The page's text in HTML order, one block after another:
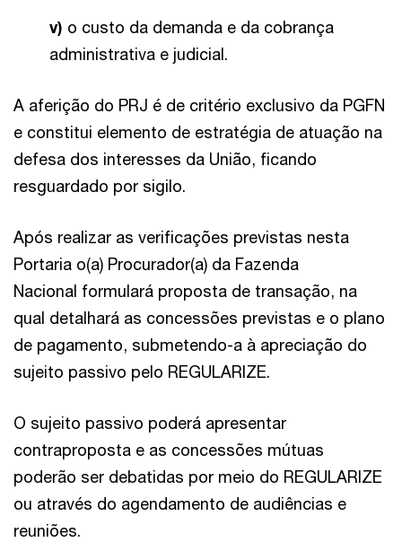
v) o custo da demanda e da cobrança
administrativa e judicial.
A aferição do PRJ é de critério exclusivo da PGFN
e constitui elemento de estratégia de atuação na
defesa dos interesses da União, ficando
resguardado por sigilo.
Após realizar as verificações previstas nesta
Portaria o(a) Procurador(a) da Fazenda
Nacional formulará proposta de transação, na
qual detalhará as concessões previstas e o plano
de pagamento, submetendo-a à apreciação do
sujeito passivo pelo REGULARIZE.
O sujeito passivo poderá apresentar
contraproposta e as concessões mútuas
poderão ser debatidas por meio do REGULARIZE
ou através do agendamento de audiências e
reuniões.